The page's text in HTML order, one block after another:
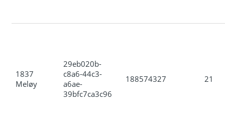
1837
Meløy
29eb020b-
c8a6-44c3-
a6ae-
39bfc7ca3c96
188574327 21